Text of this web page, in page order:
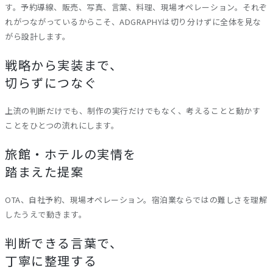
す。予約導線、販売、写真、言葉、料理、現場オペレーション。それぞ
れがつながっているからこそ、ADGRAPHYは切り分けずに全体を見な
がら設計します。
戦略から実装まで、
切らずにつなぐ
上流の判断だけでも、制作の実行だけでもなく、考えることと動かす
ことをひとつの流れにします。
旅館・ホテルの実情を
踏まえた提案
OTA、自社予約、現場オペレーション。宿泊業ならではの難しさを理解
したうえで動きます。
判断できる言葉で、
丁寧に整理する